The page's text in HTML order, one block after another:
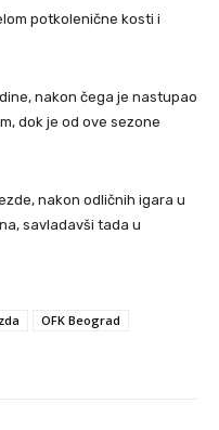
potkolenične kosti i
nakon čega je nastupao
dok je od ove sezone
nakon odličnih igara u
savladavši tada u
OFK Beograd